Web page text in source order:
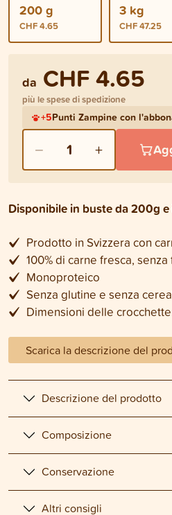
200 g
CHF 4.65
3 kg
CHF 47.25
da CHF 4.65
più le spese di spedizione
+5Punti Zampine con
− 1 +
Disponibile in buste da 200g
Prodotto in Svizzera con
100% di carne fresca,
Monoproteico
Senza glutine e senza
Dimensioni delle
Scarica la descrizione del
Descrizione del prodotto
Composizione
Conservazione
Altri consigli